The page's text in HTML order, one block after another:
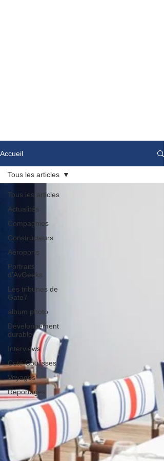
Accueil
Tous les articles
Actualités
Compagnies
Constructeurs
Aéroports
Portraits
d'AvGeeks
Les tribunes de
Gate7
album photo
Développement
durable
Interviews
Coté Coulisses
Voyages
Reportages
Tous les articles